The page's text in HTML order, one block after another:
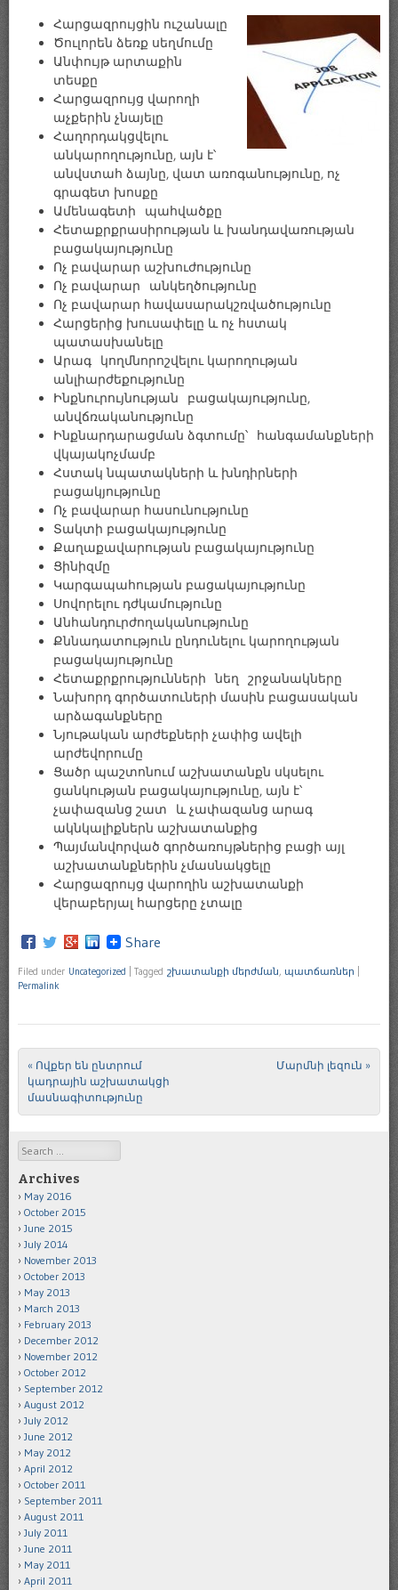
Հարցազրույցին ուշանալը
Ծուլորեն ձեռք սեղմումը
Անփույթ արտաքին
տեսքը
Հարցազրույց վարողի
աչքերին չնայելը
Հաղորդակցվելու
անկարողությունը, այն է՝
անվստահ ձայնը, վատ առոգանությունը, ոչ
գրագետ խոսքը
Ամենագետի պահվածքը
Հետաքրքրասիրության և խանդավառության
բացակայությունը
Ոչ բավարար աշխուժությունը
Ոչ բավարար անկեղծությունը
Ոչ բավարար հավասարակշռվածությունը
Հարցերից խուսափելը և ոչ հստակ
պատասխանելը
Արագ կողմնորոշվելու կարողության
անլիարժեքությունը
Ինքնուրույնության բացակայությունը,
անվճռականությունը
Ինքնարդարացման ձգտումը՝ հանգամանքների
վկայակոչմամբ
Հստակ նպատակների և խնդիրների
բացակյությունը
Ոչ բավարար հասունությունը
Տակտի բացակայությունը
Քաղաքավարության բացակայությունը
Ցինիզմը
Կարգապահության բացակայությունը
Սովորելու դժկամությունը
Անհանդուրժողականությունը
Քննադատություն ընդունելու կարողության
բացակայությունը
Հետաքրքրությունների նեղ շրջանակները
Նախորդ գործատուների մասին բացասական
արձագանքները
Նյութական արժեքների չափից ավելի
արժեվորումը
Ցածր պաշտոնում աշխատանքն սկսելու
ցանկության բացակայությունը, այն է՝
չափազանց շատ և չափազանց արագ
ակնկալիքներն աշխատանքից
Պայմանվորված գործառույթներից բացի այլ
աշխատանքներին չմասնակցելը
Հարցազրույց վարողին աշխատանքի
վերաբերյալ հարցերը չտալը
Share
Filed under Uncategorized Tagged շխատանքի մերժման, պատճառներ
Permalink
Post navigation
« Ովքեր են ընտրում
կադրային աշխատակցի
մասնագիտությունը
Մարմնի լեզուն »
Search
Archives
May 2016
October 2015
June 2015
July 2014
November 2013
October 2013
May 2013
March 2013
February 2013
December 2012
November 2012
October 2012
September 2012
August 2012
July 2012
June 2012
May 2012
April 2012
October 2011
September 2011
August 2011
July 2011
June 2011
May 2011
April 2011